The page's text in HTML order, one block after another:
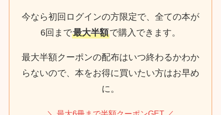
今なら初回ログインの方限定で、全ての本が
6回まで最大半額で購入できます。
最大半額クーポンの配布はいつ終わるかわか
らないので、本をお得に買いたい方はお早め
に。